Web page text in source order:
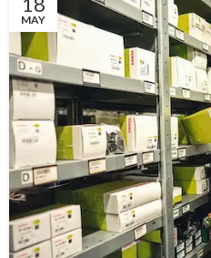
MAY